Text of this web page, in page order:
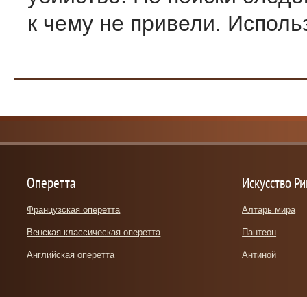
к чему не привели.
Оперетта
Французская оперетта
Венская классическая оперетта
Английская оперетта
Искусство
Алтарь мира
Пантеон
Антиной